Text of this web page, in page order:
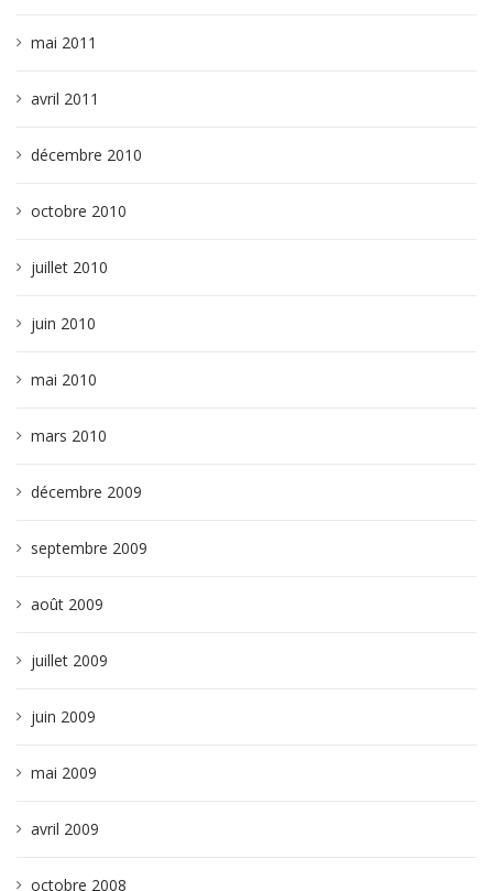
mai 2011
avril 2011
décembre 2010
octobre 2010
juillet 2010
juin 2010
mai 2010
mars 2010
décembre 2009
septembre 2009
août 2009
juillet 2009
juin 2009
mai 2009
avril 2009
octobre 2008